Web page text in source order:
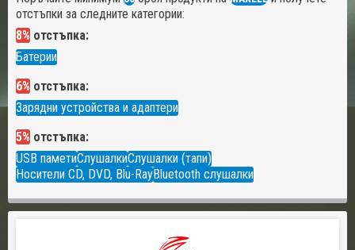
отстъпки за следните категории:
8% отстъпка:
Батерии
6% отстъпка:
Зарядни устройства и адаптери
5% отстъпка:
USB паметиСлушалкиСлушалки (тапи)
Носители CD, DVD, Blu-RayBluetooth слушалки